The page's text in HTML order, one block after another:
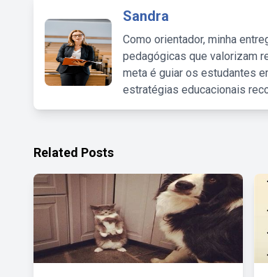
Sandra
Como orientador, minha
pedagógicas que valorizam
meta é guiar os estudantes
estratégias educacionais
Related Posts